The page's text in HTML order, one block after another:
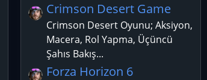
Crimson Desert Game
Crimson Desert Oyunu; Aksiyon,
Macera, Rol Yapma, Üçüncü
Şahıs Bakış...
Forza Horizon 6